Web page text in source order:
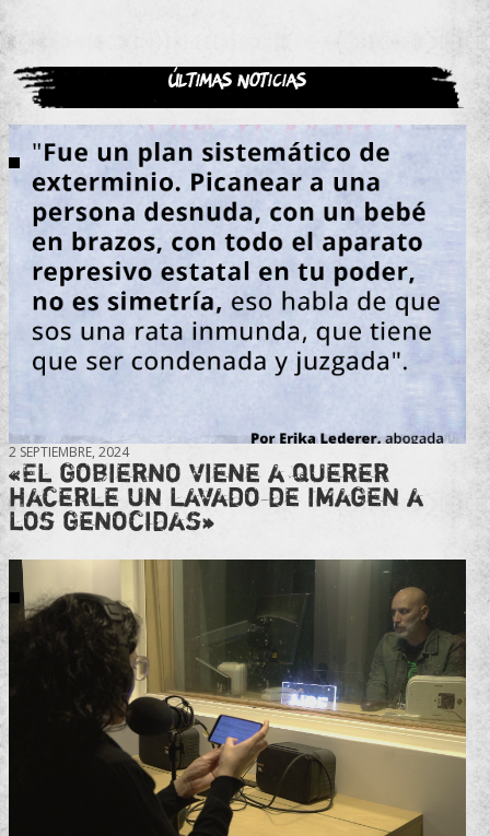
Últimas noticias
2 SEPTIEMBRE, 2024
«El gobierno viene a querer
hacerle un lavado de imagen a
los genocidas»